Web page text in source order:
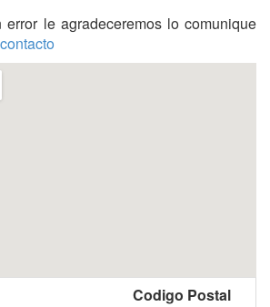
le agradeceremos lo comunique
contacto
Codigo Postal